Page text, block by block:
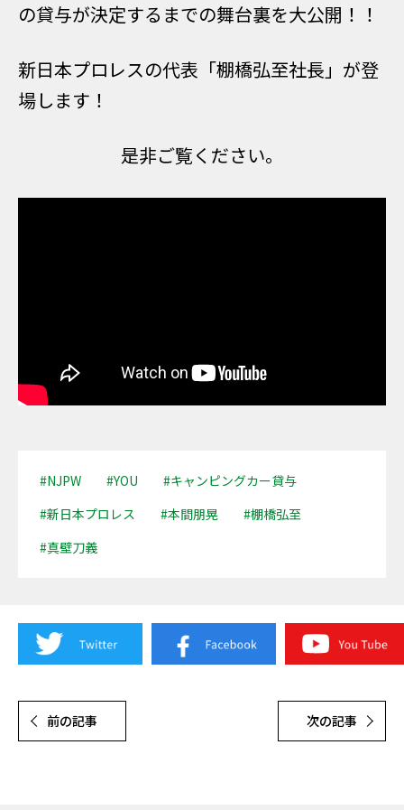
の貸与が決定するまでの舞台裏を大公開！ ！
新日本プロレスの代表「棚橋弘至社長」が登
場します！
是非ご覧ください。
#NJPW #YOU
#キャンピングカー貸与
#新日本プロレス
#本間朋晃
#棚橋弘至
#真壁刀義
前の記事 次の記事